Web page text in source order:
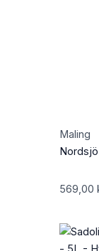
Maling
569,00